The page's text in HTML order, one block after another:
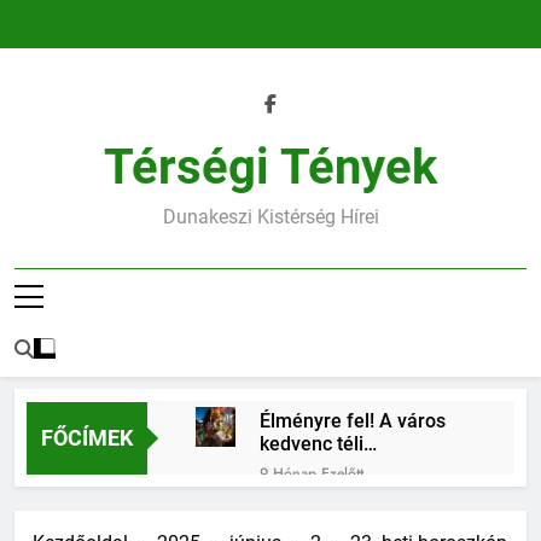
Térségi Tények
Dunakeszi Kistérség Hírei
FŐCÍMEK
Élményre fel! A város
kedvenc téli
találkozóhelye vár rád
9 Hónap Ezelőtt
9 Hónap Ezelőtt